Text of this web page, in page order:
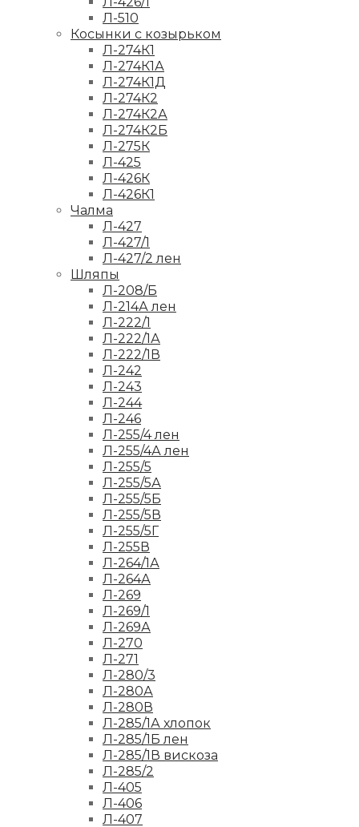
Л-510
Косынки с козырьком
Л-274К1
Л-274К1А
Л-274К1Д
Л-274К2
Л-274К2А
Л-274К2Б
Л-275К
Л-425
Л-426К
Л-426К1
Чалма
Л-427
Л-427/1
Л-427/2 лен
Шляпы
Л-208/Б
Л-214А лен
Л-222/1
Л-222/1А
Л-222/1В
Л-242
Л-243
Л-244
Л-246
Л-255/4 лен
Л-255/4А лен
Л-255/5
Л-255/5А
Л-255/5Б
Л-255/5В
Л-255/5Г
Л-255В
Л-264/1А
Л-264А
Л-269
Л-269/1
Л-269А
Л-270
Л-271
Л-280/3
Л-280А
Л-280В
Л-285/1А хлопок
Л-285/1Б лен
Л-285/1В вискоза
Л-285/2
Л-405
Л-406
Л-407